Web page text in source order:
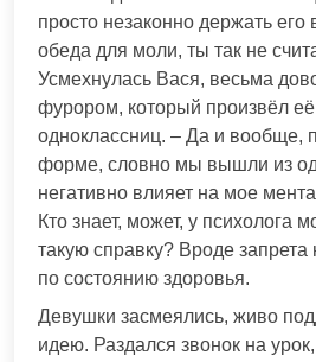
просто незаконно держать его
обеда для моли, ты так не
Усмехнулась Вася, весьма
фурором, который произвёл
одноклассниц. – Да и вообще,
форме, словно мы вышли из
негативно влияет на мое
Кто знает, может, у психолога
такую справку? Вроде
по состоянию здоровья.
Девушки засмеялись, живо
идею. Раздался звонок на